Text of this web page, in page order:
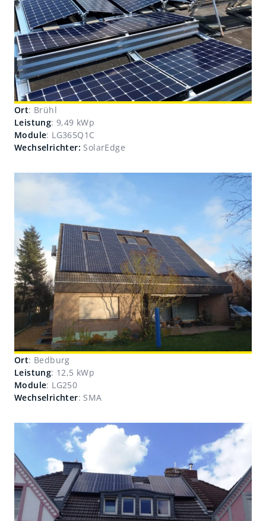
Ort: Brühl
Leistung: 9,49 kWp
Module: LG365Q1C
Wechselrichter: SolarEdge
Ort: Bedburg
Leistung: 12,5 kWp
Module: LG250
Wechselrichter: SMA